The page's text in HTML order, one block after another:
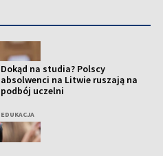
Dokąd na studia? Polscy
absolwenci na Litwie ruszają na
podbój uczelni
EDUKACJA